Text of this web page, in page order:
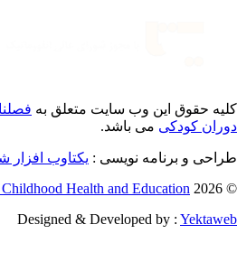
حقوق این وب سایت متعلق به
کودکیمی باشد.
و برنامه نویسی : یکتاوب افزار
©
Childhood Health and Education
Designed & Developed by :